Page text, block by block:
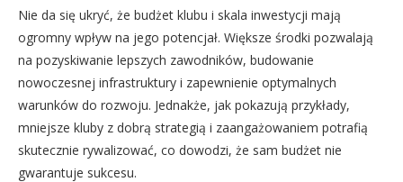
Nie da się ukryć, że budżet klubu i skala inwestycji mają
ogromny wpływ na jego potencjał. Większe środki pozwalają
na pozyskiwanie lepszych zawodników, budowanie
nowoczesnej infrastruktury i zapewnienie optymalnych
warunków do rozwoju. Jednakże, jak pokazują przykłady,
mniejsze kluby z dobrą strategią i zaangażowaniem potrafią
skutecznie rywalizować, co dowodzi, że sam budżet nie
gwarantuje sukcesu.